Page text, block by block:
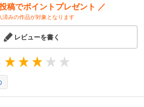
稿でポイントプレゼント ／
済みの作品が対象となります
レビューを書く